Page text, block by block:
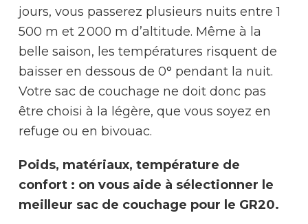
jours, vous passerez plusieurs nuits entre 1
500 m et 2 000 m d’altitude. Même à la
belle saison, les températures risquent de
baisser en dessous de 0° pendant la nuit.
Votre sac de couchage ne doit donc pas
être choisi à la légère, que vous soyez en
refuge ou en bivouac.
Poids, matériaux, température de
confort : on vous aide à sélectionner le
meilleur sac de couchage pour le GR20.